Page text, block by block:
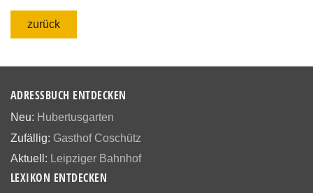
zurück
ADRESSBUCH ENTDECKEN
Neu: Hubertusgarten
Zufällig: Gasthof Coschütz
Aktuell: Leipziger Bahnhof
LEXIKON ENTDECKEN